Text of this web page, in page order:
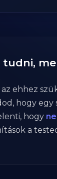
ehhez
hogy egy
hogy
a